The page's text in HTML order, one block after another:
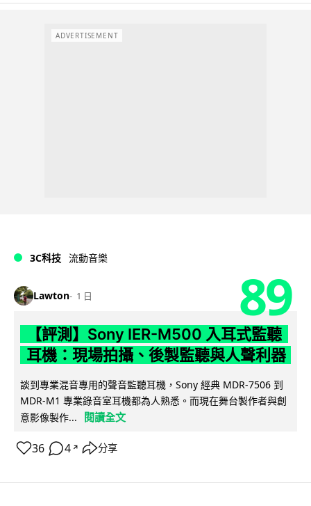
ADVERTISEMENT
3C科技 流動音樂
Lawton 1 日 89
【評測】Sony IER-M500 入耳式監聽
耳機：現場拍攝、後製監聽與人聲利器
談到專業混音專用的聲音監聽耳機，Sony 經典 MDR-7506 到
MDR-M1 專業錄音室耳機都為人熟悉。而現在舞台製作者與創
意影像製作...
閱讀全文
36 4 ↗ 分享